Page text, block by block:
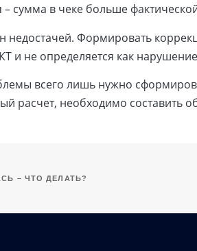
– сумма в чеке больше
недостачей. Формировать
и не определяется как
всего лишь нужно
расчет, необходимо составить
– ЧТО ДЕЛАТЬ?